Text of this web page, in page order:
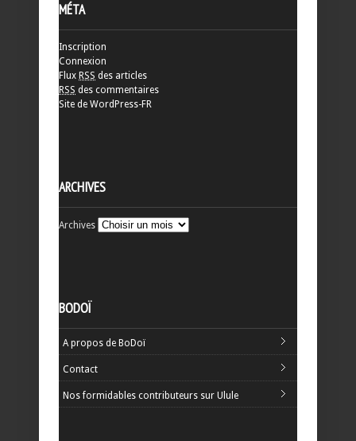
MÉTA
Inscription
Connexion
Flux RSS des articles
RSS des commentaires
Site de WordPress-FR
ARCHIVES
Archives
BODOÏ
A propos de BoDoï
Contact
Nos formidables contributeurs sur Ulule